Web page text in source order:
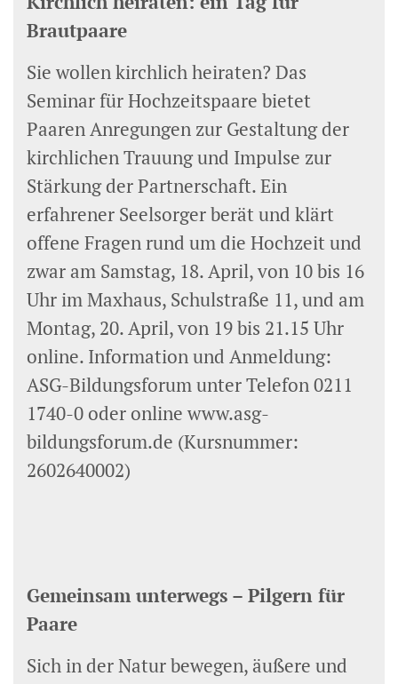
Brautpaare
Sie wollen kirchlich heiraten? Das
Seminar für Hochzeitspaare bietet
Paaren Anregungen zur Gestaltung der
kirchlichen Trauung und Impulse zur
Stärkung der Partnerschaft. Ein
erfahrener Seelsorger berät und klärt
offene Fragen rund um die Hochzeit und
zwar am Samstag, 18. April, von 10 bis 16
Uhr im Maxhaus, Schulstraße 11, und am
Montag, 20. April, von 19 bis 21.15 Uhr
online. Information und Anmeldung:
ASG-Bildungsforum unter Telefon 0211
1740-0 oder online www.asg-
bildungsforum.de (Kursnummer:
2602640002)
Gemeinsam unterwegs – Pilgern für
Paare
Sich in der Natur bewegen, äußere und